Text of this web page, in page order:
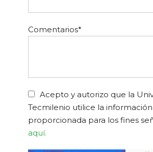
Comentarios*
Acepto y autorizo que la
Tecmilenio utilice la información
proporcionada para los fines
aquí.